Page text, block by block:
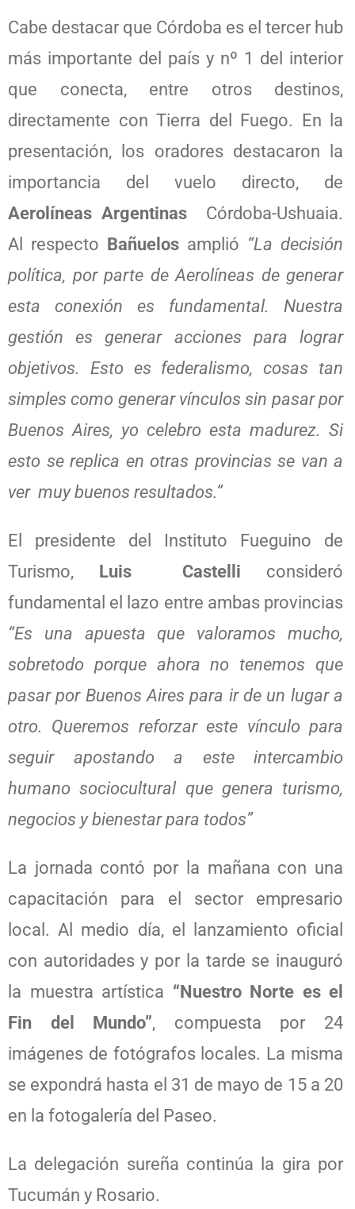
Cabe destacar que Córdoba es el tercer hub
más importante del país y nº 1 del interior
que conecta, entre otros destinos,
directamente con Tierra del Fuego. En la
presentación, los oradores destacaron la
importancia del vuelo directo, de
Aerolíneas Argentinas
Córdoba-Ushuaia.
Al respecto Bañuelos amplió “La decisión
política, por parte de Aerolíneas de generar
esta conexión es fundamental. Nuestra
gestión es generar acciones para lograr
objetivos. Esto es federalismo, cosas tan
simples como generar vínculos sin pasar por
Buenos Aires, yo celebro esta madurez. Si
esto se replica en otras provincias se van a
ver muy buenos resultados.”
El presidente del Instituto Fueguino de
Turismo, Luis Castelli consideró
fundamental el lazo entre ambas provincias
“Es una apuesta que valoramos mucho,
sobretodo porque ahora no tenemos que
pasar por Buenos Aires para ir de un lugar a
otro. Queremos reforzar este vínculo para
seguir apostando a este intercambio
humano sociocultural que genera turismo,
negocios y bienestar para todos”
La jornada contó por la mañana con una
capacitación para el sector empresario
local. Al medio día, el lanzamiento oficial
con autoridades y por la tarde se inauguró
la muestra artística “Nuestro Norte es el
Fin del Mundo”, compuesta por 24
imágenes de fotógrafos locales. La misma
se expondrá hasta el 31 de mayo de 15 a 20
en la fotogalería del Paseo.
La delegación sureña continúa la gira por
Tucumán y Rosario.